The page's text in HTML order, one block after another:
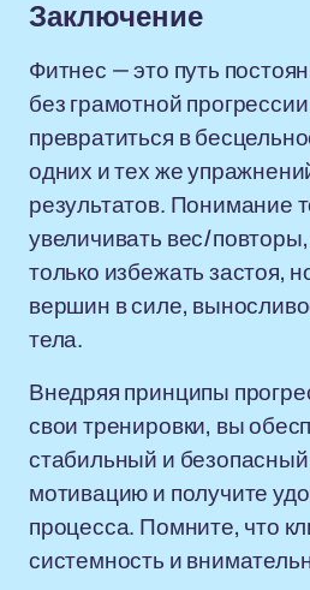
Заключение
Фитнес — это путь
без грамотной
превратиться в
одних и тех же
результатов. Понимание
увеличивать вес/
только избежать застоя,
вершин в силе,
тела.
Внедряя принципы
свои тренировки, вы
стабильный и
мотивацию и получите
процесса. Помните, что
системность и